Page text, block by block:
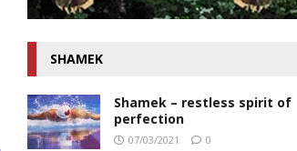
SHAMEK
Shamek – restless spirit of
perfection
07/03/2021 0